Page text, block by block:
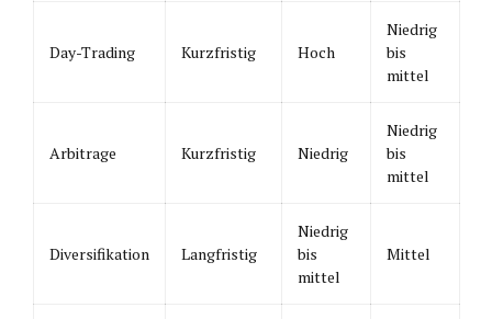
Day-Trading Kurzfristig Hoch
Niedrig
bis
mittel
Arbitrage Kurzfristig Niedrig
Niedrig
bis
mittel
Diversifikation Langfristig
Niedrig
bis
mittel
Mittel